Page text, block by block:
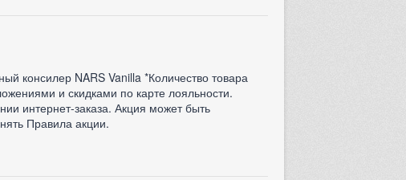
консилер NARS Vanilla *Количество товара
и скидками по карте лояльности.
интернет-заказа. Акция может быть
Правила акции.